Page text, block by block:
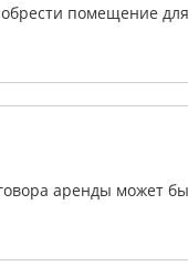
помещение
аренды может